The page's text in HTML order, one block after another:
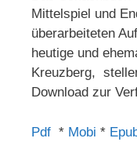
Mittelspiel und
überarbeiteten
heutige und
Kreuzberg,
Download zur
Pdf * Mobi *